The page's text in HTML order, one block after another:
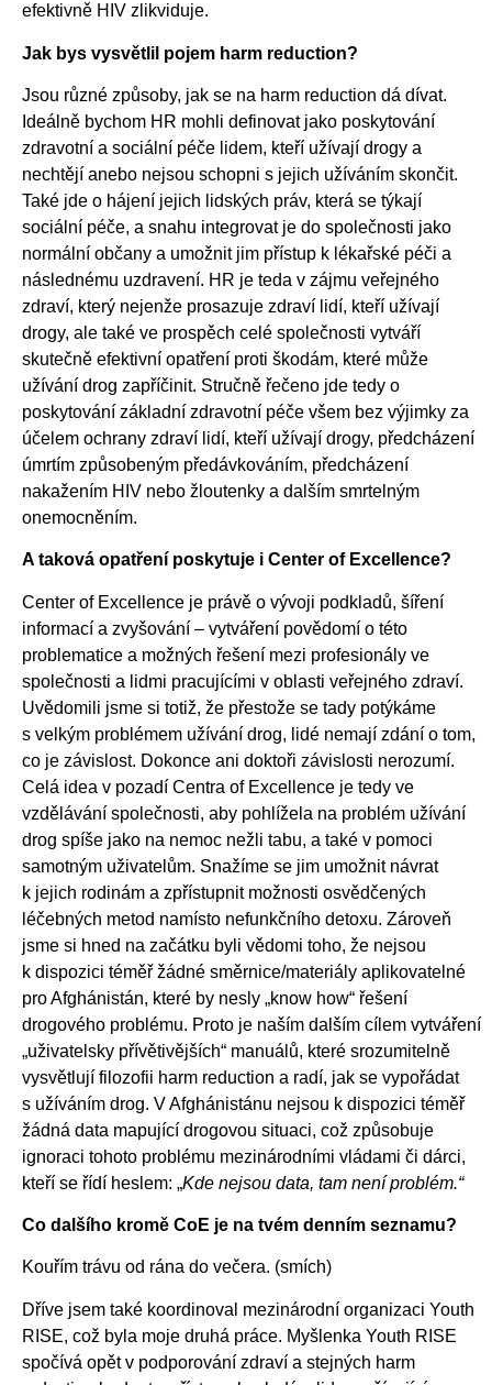
efektivně HIV zlikviduje.
Jak bys vysvětlil pojem harm reduction?
Jsou různé způsoby, jak se na harm reduction dá dívat.
Ideálně bychom HR mohli definovat jako poskytování
zdravotní a sociální péče lidem, kteří užívají drogy a
nechtějí anebo nejsou schopni s jejich užíváním skončit.
Také jde o hájení jejich lidských práv, která se týkají
sociální péče, a snahu integrovat je do společnosti jako
normální občany a umožnit jim přístup k lékařské péči a
následnému uzdravení. HR je teda v zájmu veřejného
zdraví, který nejenže prosazuje zdraví lidí, kteří užívají
drogy, ale také ve prospěch celé společnosti vytváří
skutečně efektivní opatření proti škodám, které může
užívání drog zapříčinit. Stručně řečeno jde tedy o
poskytování základní zdravotní péče všem bez výjimky za
účelem ochrany zdraví lidí, kteří užívají drogy, předcházení
úmrtím způsobeným předávkováním, předcházení
nakažením HIV nebo žloutenky a dalším smrtelným
onemocněním.
A taková opatření poskytuje i Center of Excellence?
Center of Excellence je právě o vývoji podkladů, šíření
informací a zvyšování – vytváření povědomí o této
problematice a možných řešení mezi profesionály ve
společnosti a lidmi pracujícími v oblasti veřejného zdraví.
Uvědomili jsme si totiž, že přestože se tady potýkáme
s velkým problémem užívání drog, lidé nemají zdání o tom,
co je závislost. Dokonce ani doktoři závislosti nerozumí.
Celá idea v pozadí Centra of Excellence je tedy ve
vzdělávání společnosti, aby pohlížela na problém užívání
drog spíše jako na nemoc nežli tabu, a také v pomoci
samotným uživatelům. Snažíme se jim umožnit návrat
k jejich rodinám a zpřístupnit možnosti osvědčených
léčebných metod namísto nefunkčního detoxu. Zároveň
jsme si hned na začátku byli vědomi toho, že nejsou
k dispozici téměř žádné směrnice/materiály aplikovatelné
pro Afghánistán, které by nesly „know how“ řešení
drogového problému. Proto je naším dalším cílem vytváření
„uživatelsky přívětivějších“ manuálů, které srozumitelně
vysvětlují filozofii harm reduction a radí, jak se vypořádat
s užíváním drog. V Afghánistánu nejsou k dispozici téměř
žádná data mapující drogovou situaci, což způsobuje
ignoraci tohoto problému mezinárodními vládami či dárci,
kteří se řídí heslem: „Kde nejsou data, tam není problém.“
Co dalšího kromě CoE je na tvém denním seznamu?
Kouřím trávu od rána do večera. (smích)
Dříve jsem také koordinoval mezinárodní organizaci Youth
RISE, což byla moje druhá práce. Myšlenka Youth RISE
spočívá opět v podporování zdraví a stejných harm